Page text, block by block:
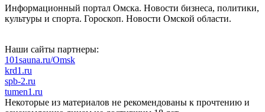
Информационный портал Омска. Новости бизнеса, политики,
культуры и спорта. Гороскоп. Новости Омской области.
Наши сайты партнеры:
101sauna.ru/Omsk
krd1.ru
spb-2.ru
tumen1.ru
Некоторые из материалов не рекомендованы к прочтению и